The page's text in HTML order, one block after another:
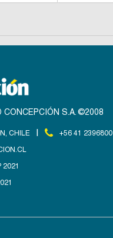
CONCEPCIÓN S.A. ©2008
CHILE
+56 41 2396800
2021